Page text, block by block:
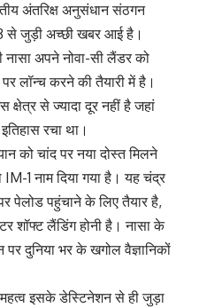
अंतरिक्ष अनुसंधान संठगन
से जुड़ी अच्छी खबर आई है।
नासा अपने नोवा-सी लैंडर को
लॉन्च करने की तैयारी में है।
से ज्यादा दूर नहीं है जहां
रचा था।
को चांद पर नया दोस्त मिलने
1 नाम दिया गया है। यह चंद्र
पेलोड पहुंचाने के लिए तैयार है,
शॉफ्ट लैंडिंग होनी है। नासा के
दुनिया भर के खगोल वैज्ञानिकों
इसके डेस्टिनेशन से ही जुड़ा